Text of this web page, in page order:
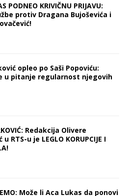
PODNEO KRIVIČNU PRIJAVU:
protiv Dragana Bujoševića i
opleo po Saši Popoviću:
u pitanje regularnost njegovih
Redakcija Olivere
RTS-u je LEGLO KORUPCIJE I
Može li Aca Lukas da ponovi